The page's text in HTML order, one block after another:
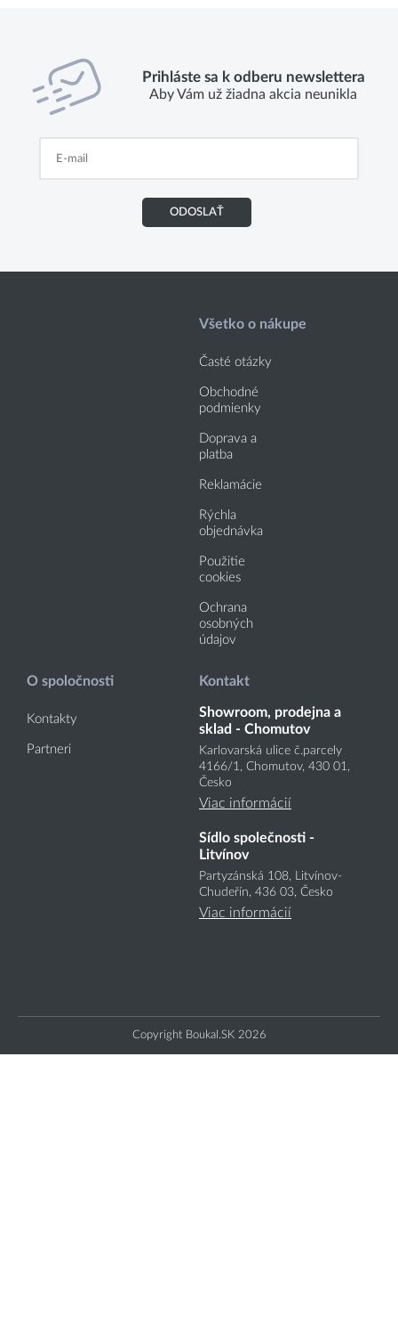
Prihláste sa k odberu newslettera
Aby Vám už žiadna akcia neunikla
ODOSLAŤ
Všetko o nákupe
Časté otázky
Obchodné
podmienky
Doprava a
platba
Reklamácie
Rýchla
objednávka
Použitie
cookies
Ochrana
osobných
údajov
O spoločnosti
Kontakty
Partneri
Kontakt
Showroom, prodejna a
sklad - Chomutov
Karlovarská ulice č.parcely
4166/1, Chomutov, 430 01,
Česko
Viac informácií
Sídlo společnosti -
Litvínov
Partyzánská 108, Litvínov-
Chudeřín, 436 03, Česko
Viac informácií
Copyright Boukal.SK 2026